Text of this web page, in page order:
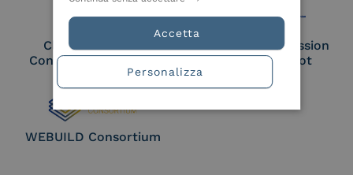
Cloud Signature
Consortium Member
European Commission
Large Scale Pilot
WEBUILD Consortium
Accetta
Personalizza